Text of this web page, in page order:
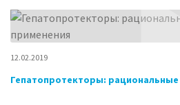
12.02.2019
Гепатопротекторы: